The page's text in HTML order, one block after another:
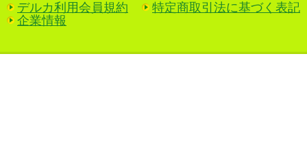
デルカ利用会員規約
特定商取引法に基づく表記
企業情報